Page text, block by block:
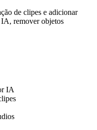
de clipes e adicionar
remover objetos
IA